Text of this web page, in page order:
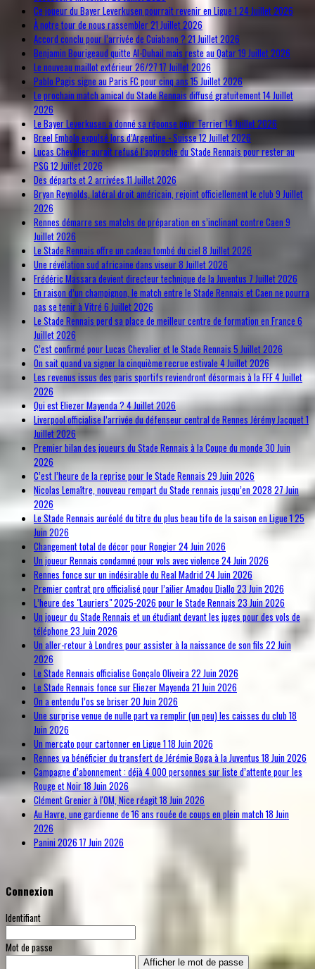
Ce joueur du Bayer Leverkusen pourrait revenir en Ligue 1 24 Juillet 2026
À notre tour de nous rassembler21 Juillet 2026
Accord conclu pour l’arrivée de Cuiabano ? 21 Juillet 2026
Benjamin Bourigeaud quitte Al-Duhail mais reste au Qatar19 Juillet 2026
Le nouveau maillot extérieur 26/27 17 Juillet 2026
Pablo Pagis signe au Paris FC pour cinq ans 15 Juillet 2026
Le prochain match amical du Stade Rennais diffusé gratuitement14 Juillet
2026
Le Bayer Leverkusen a donné sa réponse pour Terrier14 Juillet 2026
Breel Embolo expulsé lors d’Argentine - Suisse12 Juillet 2026
Lucas Chevalier aurait refusé l’approche du Stade Rennais pour rester au
PSG12 Juillet 2026
Des départs et 2 arrivées11 Juillet 2026
Bryan Reynolds, latéral droit américain, rejoint officiellement le club 9 Juillet
2026
Rennes démarre ses matchs de préparation en s’inclinant contre Caen 9
Juillet 2026
Le Stade Rennais offre un cadeau tombé du ciel 8 Juillet 2026
Une révélation sud africaine dans viseur8 Juillet 2026
Frédéric Massara devient directeur technique de la Juventus 7 Juillet 2026
En raison d’un champignon, le match entre le Stade Rennais et Caen ne pourra
pas se tenir à Vitré 6 Juillet 2026
Le Stade Rennais perd sa place de meilleur centre de formation en France 6
Juillet 2026
C’est confirmé pour Lucas Chevalier et le Stade Rennais 5 Juillet 2026
On sait quand va signer la cinquième recrue estivale 4 Juillet 2026
Les revenus issus des paris sportifs reviendront désormais à la FFF4 Juillet
2026
Qui est Eliezer Mayenda ?4 Juillet 2026
Liverpool officialise l’arrivée du défenseur central de Rennes Jérémy Jacquet1
Juillet 2026
Premier bilan des joueurs du Stade Rennais à la Coupe du monde 30 Juin
2026
C’est l’heure de la reprise pour le Stade Rennais 29 Juin 2026
Nicolas Lemaître, nouveau rempart du Stade rennais jusqu’en 2028 27 Juin
2026
Le Stade Rennais auréolé du titre du plus beau tifo de la saison en Ligue 125
Juin 2026
Changement total de décor pour Rongier24 Juin 2026
Un joueur Rennais condamné pour vols avec violence 24 Juin 2026
Rennes fonce sur un indésirable du Real Madrid24 Juin 2026
Premier contrat pro officialisé pour l’ailier Amadou Diallo23 Juin 2026
L’heure des "Lauriers" 2025-2026 pour le Stade Rennais 23 Juin 2026
Un joueur du Stade Rennais et un étudiant devant les juges pour des vols de
téléphone 23 Juin 2026
Un aller-retour à Londres pour assister à la naissance de son fils 22 Juin
2026
Le Stade Rennais officialise Gonçalo Oliveira22 Juin 2026
Le Stade Rennais fonce sur Eliezer Mayenda21 Juin 2026
On a entendu l’os se briser20 Juin 2026
Une surprise venue de nulle part va remplir (un peu) les caisses du club18
Juin 2026
Un mercato pour cartonner en Ligue 118 Juin 2026
Rennes va bénéficier du transfert de Jérémie Boga à la Juventus 18 Juin 2026
Campagne d’abonnement : déjà 4 000 personnes sur liste d’attente pour les
Rouge et Noir18 Juin 2026
Clément Grenier à l'OM, Nice réagit18 Juin 2026
Au Havre, une gardienne de 16 ans rouée de coups en plein match18 Juin
2026
Panini 202617 Juin 2026
Connexion
Identifiant
Mot de passe
Afficher le mot de passe